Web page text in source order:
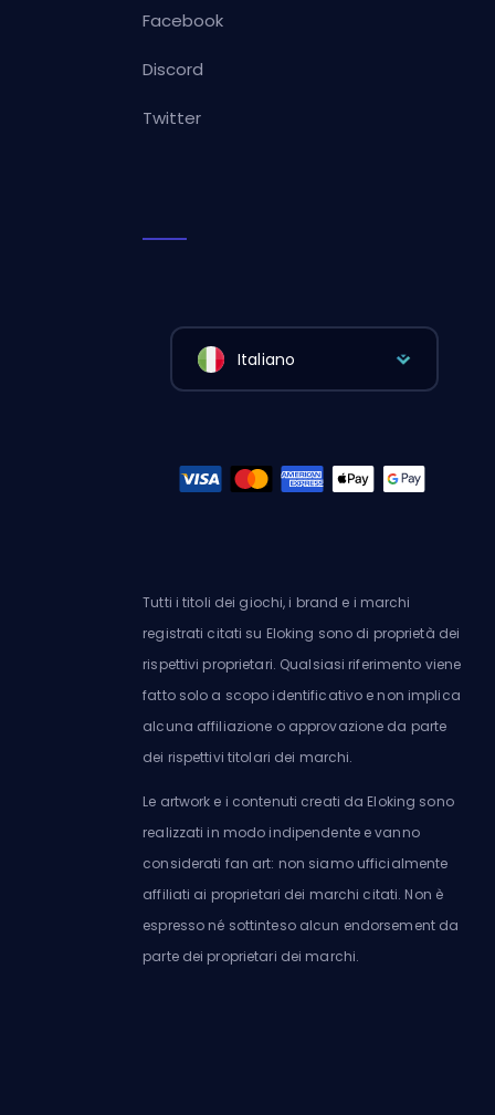
Facebook
Discord
Twitter
Italiano
Tutti i titoli dei giochi, i brand e i marchi
registrati citati su Eloking sono di proprietà dei
rispettivi proprietari. Qualsiasi riferimento viene
fatto solo a scopo identificativo e non implica
alcuna affiliazione o approvazione da parte
dei rispettivi titolari dei marchi.
Le artwork e i contenuti creati da Eloking sono
realizzati in modo indipendente e vanno
considerati fan art: non siamo ufficialmente
affiliati ai proprietari dei marchi citati. Non è
espresso né sottinteso alcun endorsement da
parte dei proprietari dei marchi.